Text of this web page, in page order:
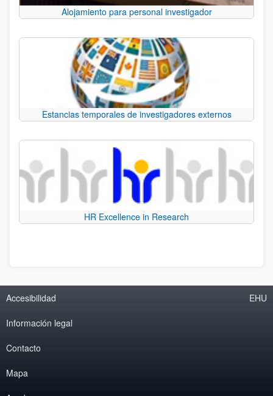
Alojamiento para personal investigador
Estancias temporales de investigadores externos
HR Excellence in Research
Accesibilidad
Información legal
Contacto
Mapa
EHU